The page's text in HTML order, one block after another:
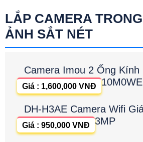
LẮP CAMERA
ẢNH SẮT NÉT
Camera Imou 2 Ống Kính
Giá : 1,600,000 VNĐ
DH-H3AE Camera Wifi
3MP
Giá : 950,000 VNĐ